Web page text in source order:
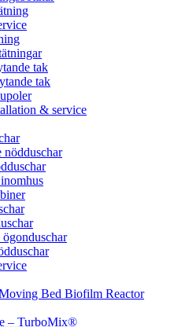
tak
tak
& service
nödduschar
Bed Biofilm Reactor
– TurboMix®